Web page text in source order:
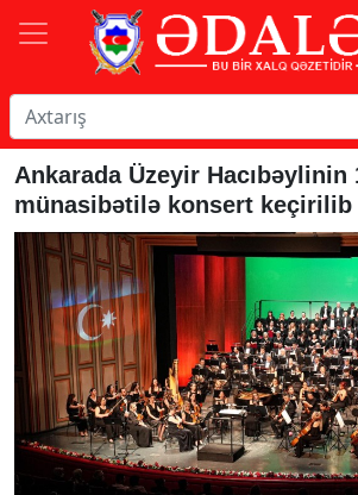
Ankarada Üzeyir
münasibətilə konsert keçirilib